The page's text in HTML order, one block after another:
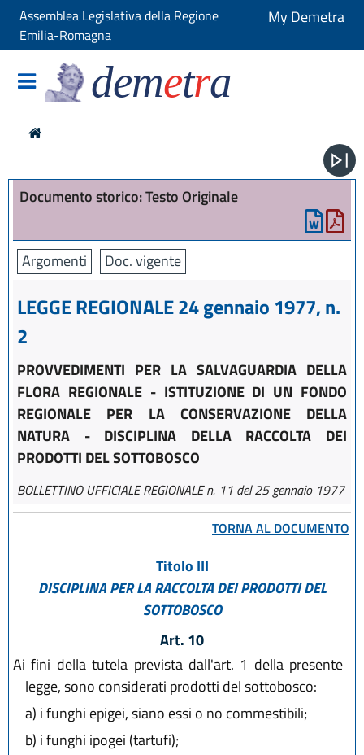
Assemblea Legislativa della Regione
Emilia-Romagna
My Demetra
demetra
Documento storico: Testo Originale
Argomenti Doc. vigente
LEGGE REGIONALE 24 gennaio 1977, n.
2
PROVVEDIMENTI PER LA SALVAGUARDIA DELLA
FLORA REGIONALE - ISTITUZIONE DI UN FONDO
REGIONALE PER LA CONSERVAZIONE DELLA
NATURA - DISCIPLINA DELLA RACCOLTA DEI
PRODOTTI DEL SOTTOBOSCO
BOLLETTINO UFFICIALE REGIONALE n. 11 del 25 gennaio 1977
TORNA AL DOCUMENTO
Titolo III
DISCIPLINA PER LA RACCOLTA DEI PRODOTTI DEL
SOTTOBOSCO
Art. 10
Ai fini della tutela prevista dall'art. 1 della presente
legge, sono considerati prodotti del sottobosco:
a) i funghi epigei, siano essi o no commestibili;
b) i funghi ipogei (tartufi);